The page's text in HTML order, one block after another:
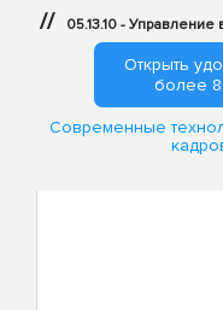
// 05.13.10 -
Открыть
более
Современные